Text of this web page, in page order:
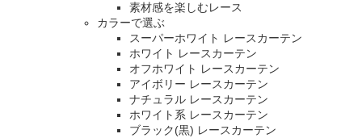
素材感を楽しむレース
カラーで選ぶ
スーパーホワイト レースカーテン
ホワイト レースカーテン
オフホワイト レースカーテン
アイボリー レースカーテン
ナチュラル レースカーテン
ホワイト系 レースカーテン
ブラック(黒) レースカーテン